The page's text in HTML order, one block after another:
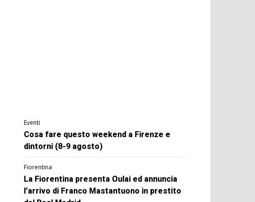
Eventi
Cosa fare questo weekend a Firenze e
dintorni (8-9 agosto)
Fiorentina
La Fiorentina presenta Oulai ed annuncia
l’arrivo di Franco Mastantuono in prestito